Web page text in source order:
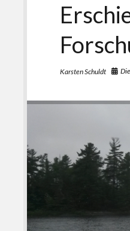
Karsten Schuldt